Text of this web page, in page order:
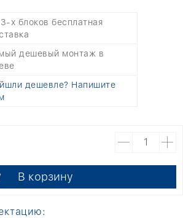
х блоков бесплатная
дешевый монтаж в
дешевле? Напишите
В корзину